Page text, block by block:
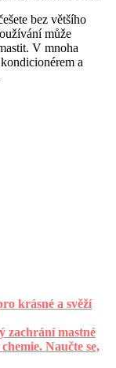
bez většího
může
V mnoha
a
krásné a svěží
zachrání mastné
Naučte se,